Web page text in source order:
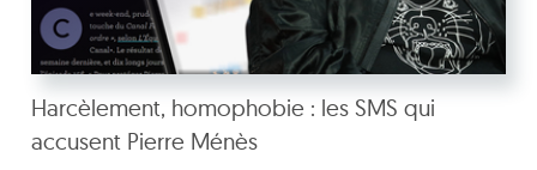
Harcèlement, homophobie : les SMS qui
accusent Pierre Ménès